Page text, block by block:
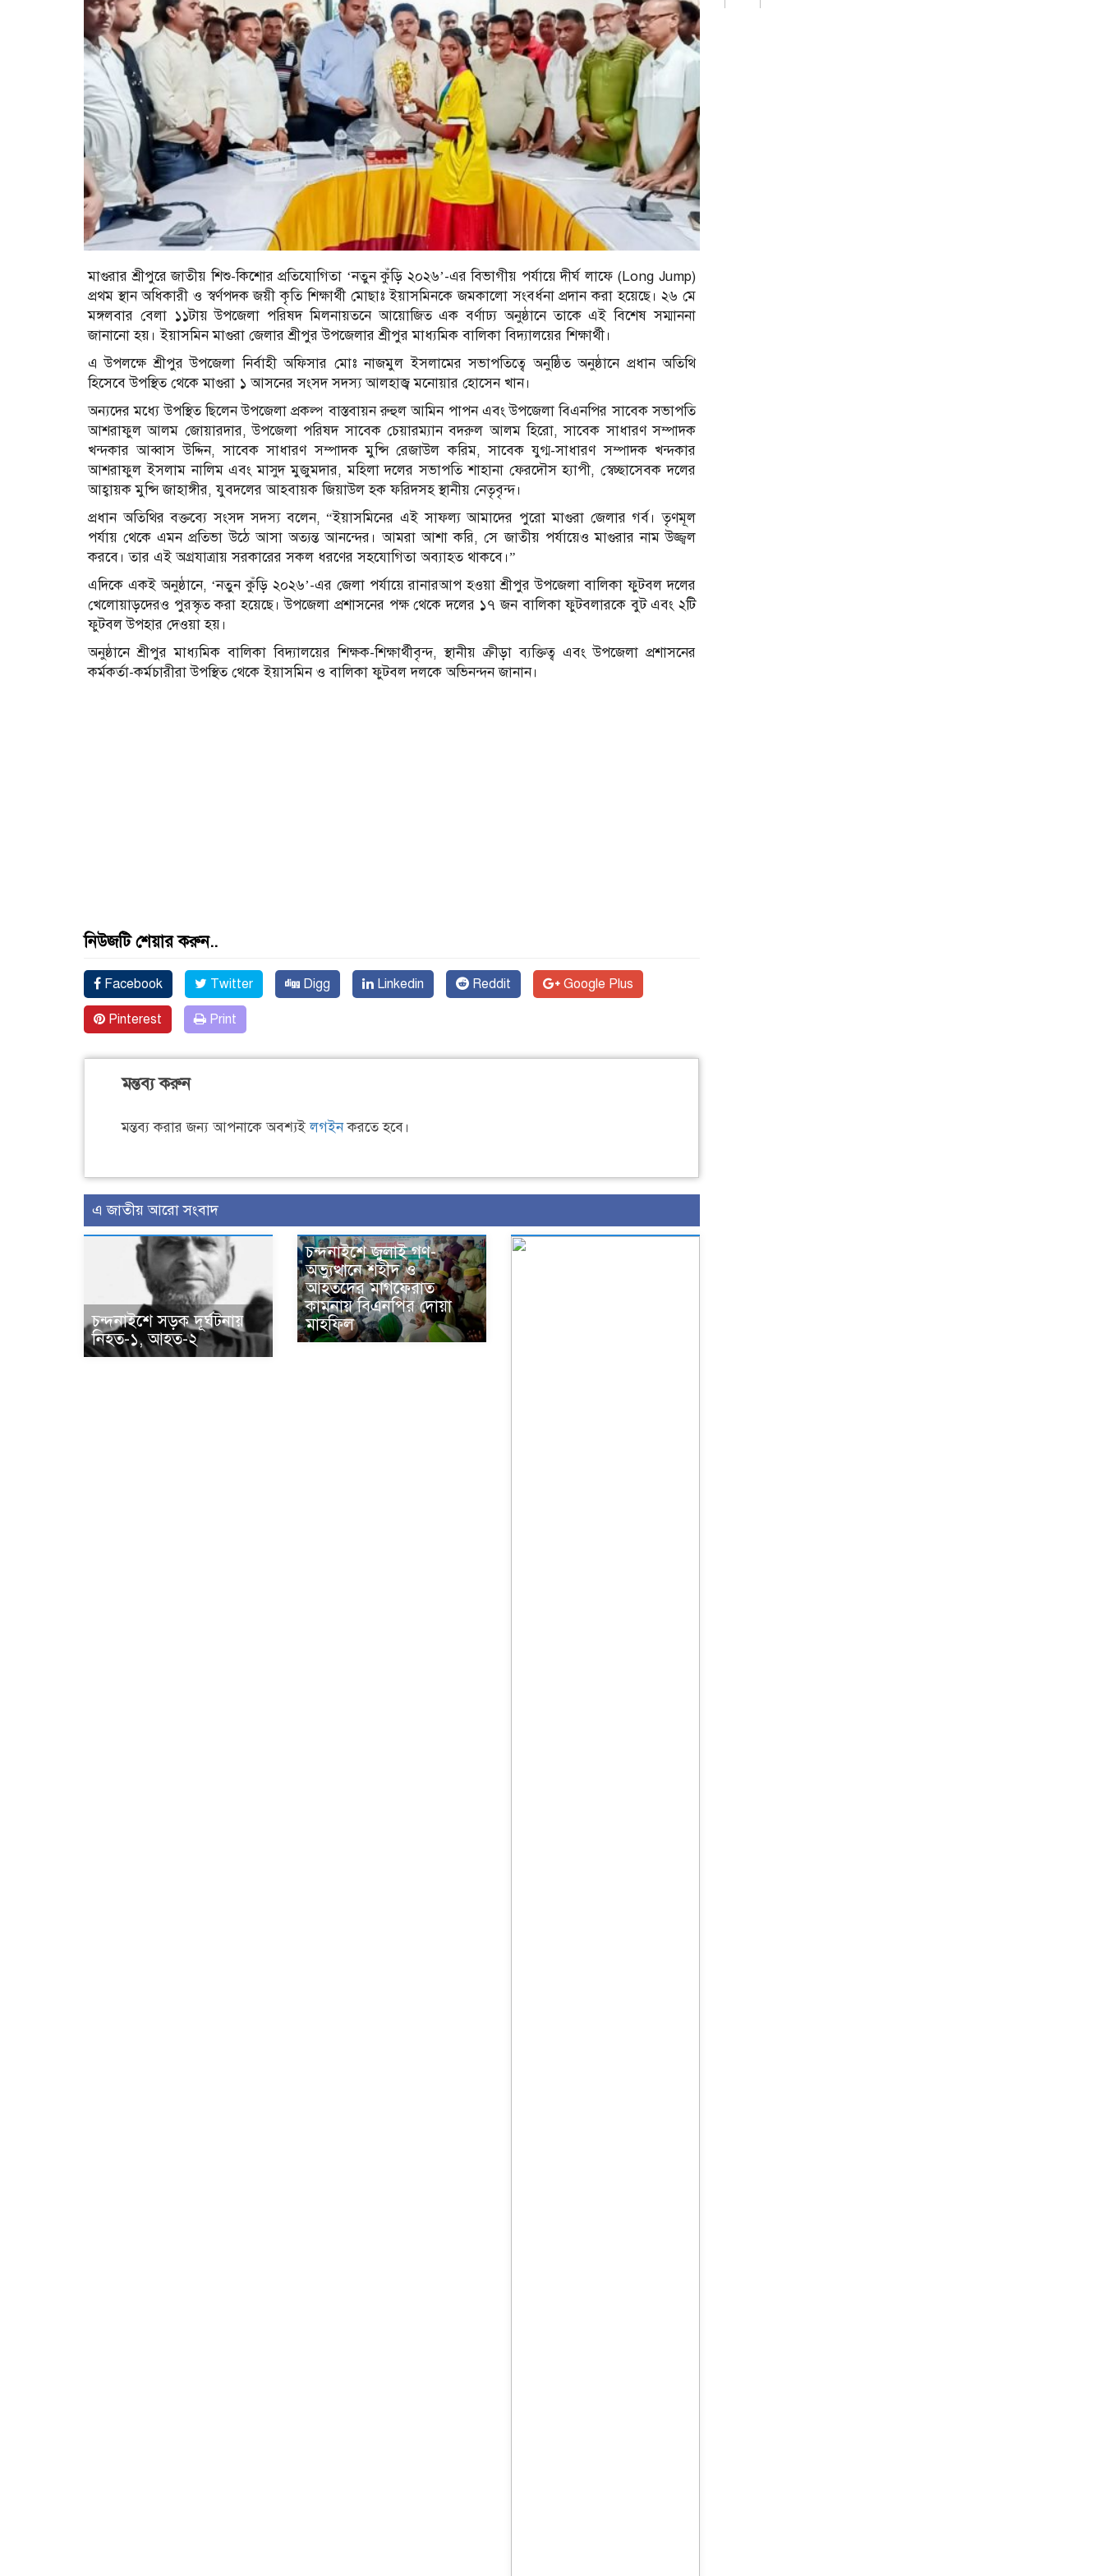
মাগুরার শ্রীপুরে জাতীয় শিশু-কিশোর প্রতিযোগিতা ‘নতুন কুঁড়ি ২০২৬’-এর বিভাগীয় পর্যায়ে দীর্ঘ লাফে (Long Jump)
প্রথম স্থান অধিকারী ও স্বর্ণপদক জয়ী কৃতি শিক্ষার্থী মোছাঃ ইয়াসমিনকে জমকালো সংবর্ধনা প্রদান করা হয়েছে। ২৬ মে
মঙ্গলবার বেলা ১১টায় উপজেলা পরিষদ মিলনায়তনে আয়োজিত এক বর্ণাঢ্য অনুষ্ঠানে তাকে এই বিশেষ সম্মাননা
জানানো হয়। ইয়াসমিন মাগুরা জেলার শ্রীপুর উপজেলার শ্রীপুর মাধ্যমিক বালিকা বিদ্যালয়ের শিক্ষার্থী।
এ উপলক্ষে শ্রীপুর উপজেলা নির্বাহী অফিসার মোঃ নাজমুল ইসলামের সভাপতিত্বে অনুষ্ঠিত অনুষ্ঠানে প্রধান অতিথি
হিসেবে উপস্থিত থেকে মাগুরা ১ আসনের সংসদ সদস্য আলহাজ্ব মনোয়ার হোসেন খান।
অন্যদের মধ্যে উপস্থিত ছিলেন উপজেলা প্রকল্প বাস্তবায়ন রুহুল আমিন পাপন এবং উপজেলা বিএনপির সাবেক সভাপতি
আশরাফুল আলম জোয়ারদার, উপজেলা পরিষদ সাবেক চেয়ারম্যান বদরুল আলম হিরো, সাবেক সাধারণ সম্পাদক
খন্দকার আব্বাস উদ্দিন, সাবেক সাধারণ সম্পাদক মুন্সি রেজাউল করিম, সাবেক যুগ্ম-সাধারণ সম্পাদক খন্দকার
আশরাফুল ইসলাম নালিম এবং মাসুদ মুজুমদার, মহিলা দলের সভাপতি শাহানা ফেরদৌস হ্যাপী, স্বেচ্ছাসেবক দলের
আহ্বায়ক মুন্সি জাহাঙ্গীর, যুবদলের আহবায়ক জিয়াউল হক ফরিদসহ স্থানীয় নেতৃবৃন্দ।
প্রধান অতিথির বক্তব্যে সংসদ সদস্য বলেন, “ইয়াসমিনের এই সাফল্য আমাদের পুরো মাগুরা জেলার গর্ব। তৃণমূল
পর্যায় থেকে এমন প্রতিভা উঠে আসা অত্যন্ত আনন্দের। আমরা আশা করি, সে জাতীয় পর্যায়েও মাগুরার নাম উজ্জ্বল
করবে। তার এই অগ্রযাত্রায় সরকারের সকল ধরণের সহযোগিতা অব্যাহত থাকবে।”
এদিকে একই অনুষ্ঠানে, ‘নতুন কুঁড়ি ২০২৬’-এর জেলা পর্যায়ে রানারআপ হওয়া শ্রীপুর উপজেলা বালিকা ফুটবল দলের
খেলোয়াড়দেরও পুরস্কৃত করা হয়েছে। উপজেলা প্রশাসনের পক্ষ থেকে দলের ১৭ জন বালিকা ফুটবলারকে বুট এবং ২টি
ফুটবল উপহার দেওয়া হয়।
অনুষ্ঠানে শ্রীপুর মাধ্যমিক বালিকা বিদ্যালয়ের শিক্ষক-শিক্ষার্থীবৃন্দ, স্থানীয় ক্রীড়া ব্যক্তিত্ব এবং উপজেলা প্রশাসনের
কর্মকর্তা-কর্মচারীরা উপস্থিত থেকে ইয়াসমিন ও বালিকা ফুটবল দলকে অভিনন্দন জানান।
নিউজটি শেয়ার করুন..
Facebook Twitter Digg Linkedin Reddit Google Plus
Pinterest Print
মন্তব্য করুন
মন্তব্য করার জন্য আপনাকে অবশ্যইলগইনকরতে হবে।
এ জাতীয় আরো সংবাদ
চন্দনাইশে সড়ক দূর্ঘটনায়
নিহত-১, আহত-২
চন্দনাইশে জুলাই গণ-
অভ্যুত্থানে শহীদ ও
আহতদের মাগফেরাত
কামনায় বিএনপির দোয়া
মাহফিল